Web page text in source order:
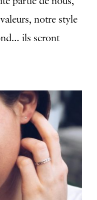
notre style
ils seront